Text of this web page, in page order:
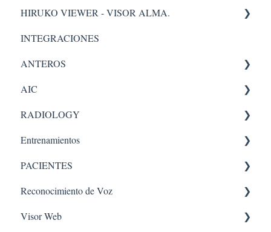
Validación.
Portal Paciente
Flujo Asistencial.
Tecnologo
Ecografía
Adendum
Recepción
Buscar Paciente
Radiólogo
Administración
HIRUKO VIEWER - VISOR ALMA.
Visor Alma
INTEGRACIONES
ANTEROS
Administrador
AIC
Validación.
Administrador
PACS
Recepción
Radiólogo
RADIOLOGY
Equipos Médicos
Entrenamientos
ENTRENAMIENTOS AQUILA
PACIENTES
Portal Paciente
Reconocimiento de Voz
Administrador
Visor Web